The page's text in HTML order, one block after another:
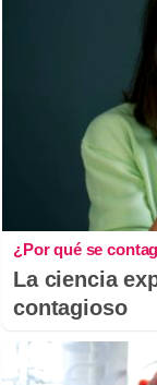
¿Por qué se
La ciencia
contagioso